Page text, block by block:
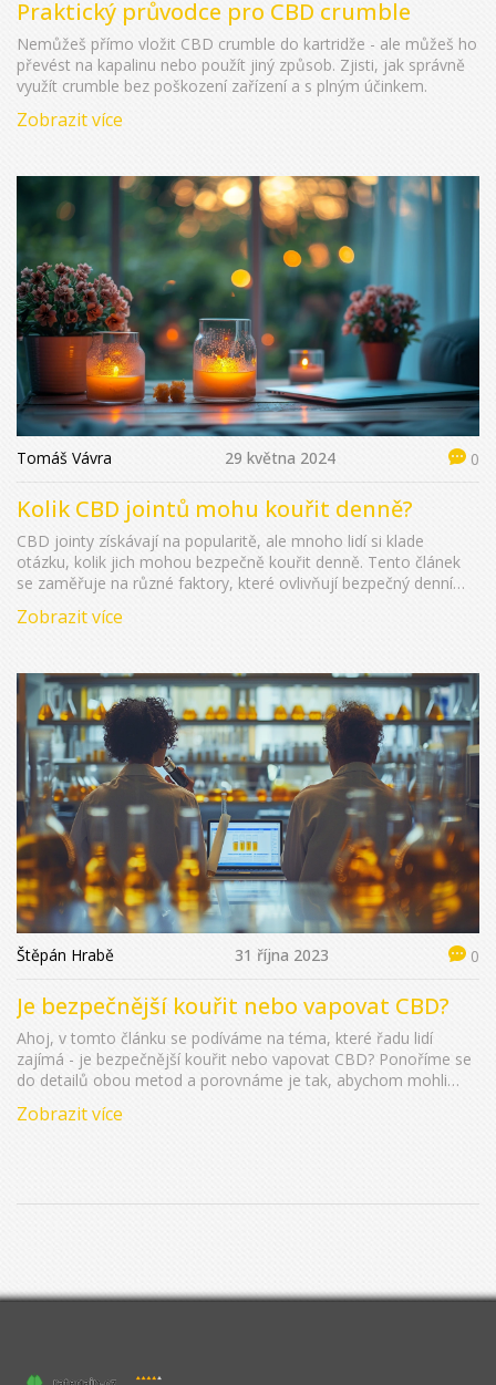
Praktický průvodce pro CBD crumble
Nemůžeš přímo vložit CBD crumble do kartridže - ale můžeš ho
převést na kapalinu nebo použít jiný způsob. Zjisti, jak správně
využít crumble bez poškození zařízení a s plným účinkem.
Zobrazit více
Tomáš Vávra 29 května 2024 0
Kolik CBD jointů mohu kouřit denně?
CBD jointy získávají na popularitě, ale mnoho lidí si klade
otázku, kolik jich mohou bezpečně kouřit denně. Tento článek
se zaměřuje na různé faktory, které ovlivňují bezpečný denní
účinky. Navíc nabízíme tipy pro bezpečné užívání CBD jointů.
Zobrazit více
Štěpán Hrabě 31 října 2023 0
Je bezpečnější kouřit nebo vapovat CBD?
Ahoj, v tomto článku se podíváme na téma, které řadu lidí
zajímá - je bezpečnější kouřit nebo vapovat CBD? Ponoříme se
do detailů obou metod a porovnáme je tak, abychom mohli
vědecké studie a odborná stanoviska, abychom odpověděli na
Zobrazit více